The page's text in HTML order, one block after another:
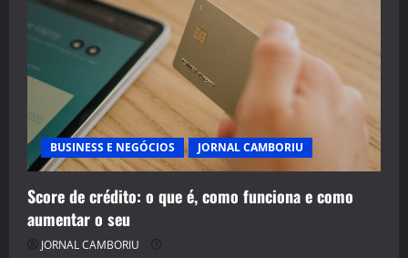
BUSINESS E NEGÓCIOS JORNAL CAMBORIU
Score de crédito: o que é, como funciona e como
aumentar o seu
JORNAL CAMBORIU